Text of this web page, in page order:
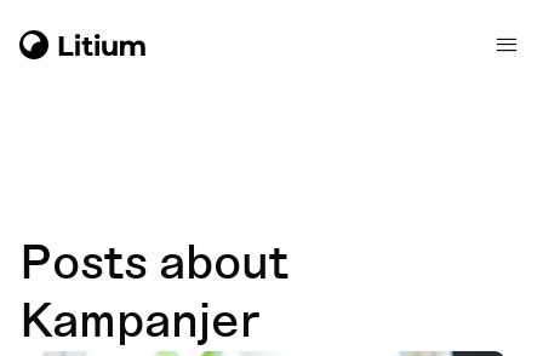
Posts about
Kampanjer